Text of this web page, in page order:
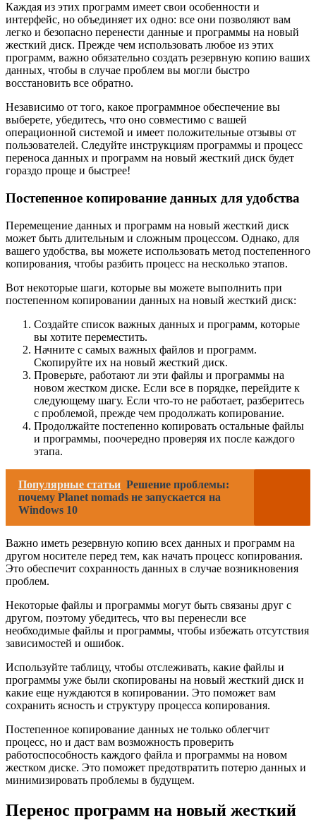
Каждая из этих программ имеет свои особенности и
интерфейс, но объединяет их одно: все они позволяют вам
легко и безопасно перенести данные и программы на новый
жесткий диск. Прежде чем использовать любое из этих
программ, важно обязательно создать резервную копию ваших
данных, чтобы в случае проблем вы могли быстро
восстановить все обратно.
Независимо от того, какое программное обеспечение вы
выберете, убедитесь, что оно совместимо с вашей
операционной системой и имеет положительные отзывы от
пользователей. Следуйте инструкциям программы и процесс
переноса данных и программ на новый жесткий диск будет
гораздо проще и быстрее!
Постепенное копирование данных для удобства
Перемещение данных и программ на новый жесткий диск
может быть длительным и сложным процессом. Однако, для
вашего удобства, вы можете использовать метод постепенного
копирования, чтобы разбить процесс на несколько этапов.
Вот некоторые шаги, которые вы можете выполнить при
постепенном копировании данных на новый жесткий диск:
Создайте список важных данных и программ, которые
вы хотите переместить.
Начните с самых важных файлов и программ.
Скопируйте их на новый жесткий диск.
Проверьте, работают ли эти файлы и программы на
новом жестком диске. Если все в порядке, перейдите к
следующему шагу. Если что-то не работает, разберитесь
с проблемой, прежде чем продолжать копирование.
Продолжайте постепенно копировать остальные файлы
и программы, поочередно проверяя их после каждого
этапа.
Популярные статьи Решение проблемы:
почему Planet nomads не запускается на
Windows 10
Важно иметь резервную копию всех данных и программ на
другом носителе перед тем, как начать процесс копирования.
Это обеспечит сохранность данных в случае возникновения
проблем.
Некоторые файлы и программы могут быть связаны друг с
другом, поэтому убедитесь, что вы перенесли все
необходимые файлы и программы, чтобы избежать отсутствия
зависимостей и ошибок.
Используйте таблицу, чтобы отслеживать, какие файлы и
программы уже были скопированы на новый жесткий диск и
какие еще нуждаются в копировании. Это поможет вам
сохранить ясность и структуру процесса копирования.
Постепенное копирование данных не только облегчит
процесс, но и даст вам возможность проверить
работоспособность каждого файла и программы на новом
жестком диске. Это поможет предотвратить потерю данных и
минимизировать проблемы в будущем.
Перенос программ на новый жесткий